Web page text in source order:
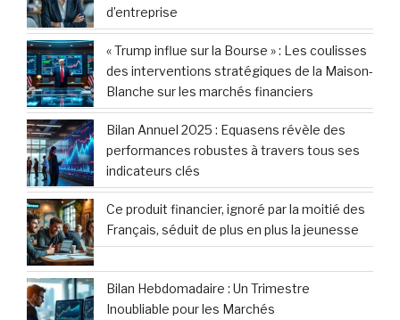
d’entreprise
« Trump influe sur la Bourse » : Les coulisses
des interventions stratégiques de la Maison-
Blanche sur les marchés financiers
Bilan Annuel 2025 : Equasens révèle des
performances robustes à travers tous ses
indicateurs clés
Ce produit financier, ignoré par la moitié des
Français, séduit de plus en plus la jeunesse
Bilan Hebdomadaire : Un Trimestre
Inoubliable pour les Marchés